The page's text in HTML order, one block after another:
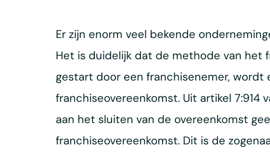
Er zijn enorm veel bekende
Het is duidelijk dat de methode van het
gestart door een franchisenemer,
franchiseovereenkomst. Uit artikel 7:914
aan het sluiten van de overeenkomst
franchiseovereenkomst. Dit is de